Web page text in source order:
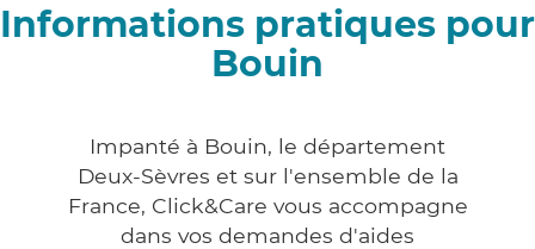
Informations pratiques pour
Bouin
Impanté à Bouin, le département
Deux-Sèvres et sur l'ensemble de la
France, Click&Care vous accompagne
dans vos demandes d'aides